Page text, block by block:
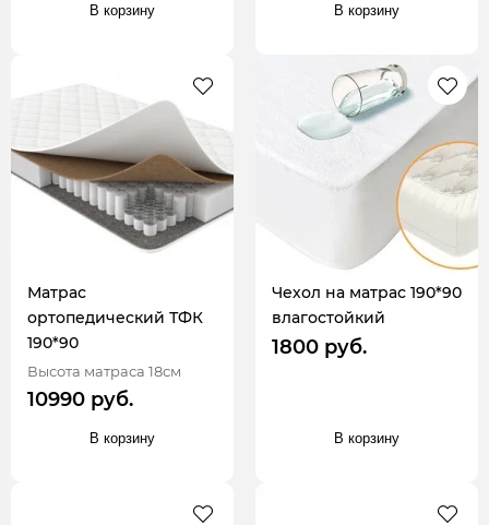
В корзину В корзину
Матрас
ортопедический ТФК
190*90
Высота матраса 18см
10990 руб.
В корзину
Чехол на матрас 190*90
влагостойкий
1800 руб.
В корзину